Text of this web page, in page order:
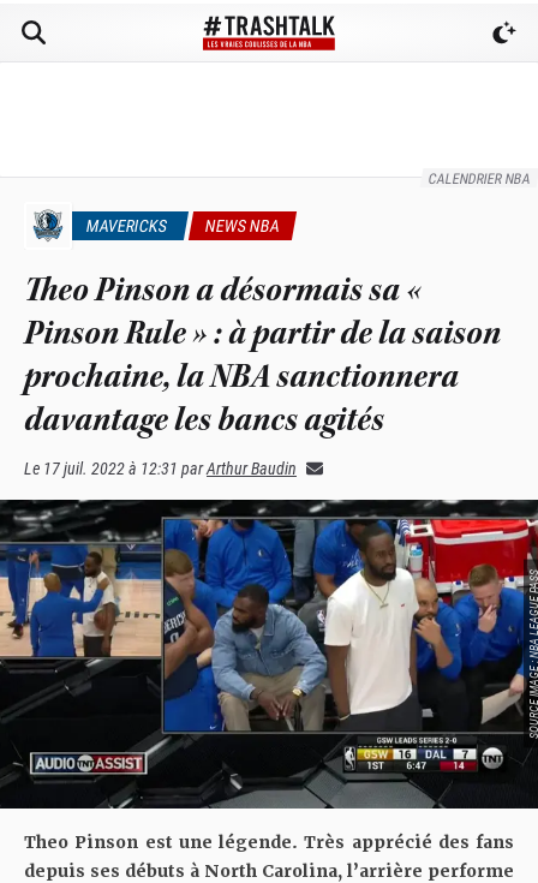
CALENDRIER NBA
MAVERICKS NEWS NBA
Theo Pinson a désormais sa «
Pinson Rule » : à partir de la saison
prochaine, la NBA sanctionnera
davantage les bancs agités
Le 17 juil. 2022 à 12:31 parArthur Baudin
SOURCE
Theo Pinson est une légende. Très apprécié des fans
depuis ses débuts à North Carolina, l’arrière performe